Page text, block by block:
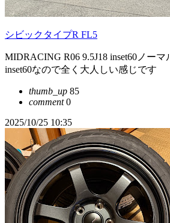
シビックタイプR FL5
MIDRACING R06 9.5J18 inset60ノー
inset60なので全く大人しい感じです
thumb_up 85
comment0
2025/10/25 10:35